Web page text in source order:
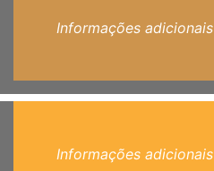
Informações adicionais
Informações adicionais